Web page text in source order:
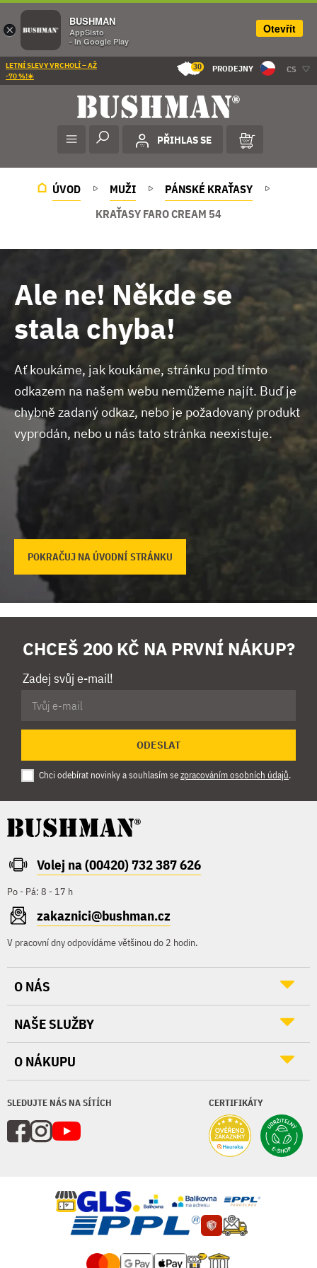
LETNÍ SLEVY VRCHOLÍ – AŽ
-70 %!☀️
30 PRODEJNY CS
PŘIHLAS SE
ÚVOD MUŽI
PÁNSKÉ KRAŤASY
KRAŤASY FARO CREAM 54
Ale ne! Někde se
stala chyba!
Ať koukáme, jak koukáme, stránku pod tímto
odkazem na našem webu nemůžeme najít. Buď je
chybně zadaný odkaz, nebo je požadovaný produkt
vyprodán, nebo u nás tato stránka neexistuje.
POKRAČUJ NA ÚVODNÍ STRÁNKU
CHCEŠ 200 KČ NA PRVNÍ NÁKUP?
Zadej svůj e-mail!
ODESLAT
Chci odebírat novinky a souhlasím sezpracováním osobních údajů.
Volej na (00420) 732 387 626
Po - Pá: 8 - 17 h
zakaznici@bushman.cz
V pracovní dny odpovídáme většinou do 2 hodin.
SLEDUJTE NÁS NA SÍTÍCH CERTIFIKÁTY
O NÁS
NAŠE SLUŽBY
O NÁKUPU
×
BUSHMAN
AppSisto
- In Google Play
Otevřít